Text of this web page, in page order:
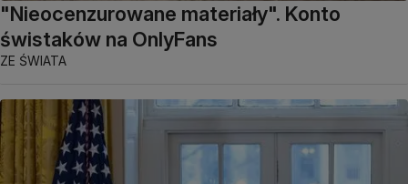
"Nieocenzurowane materiały". Konto
świstaków na OnlyFans
ZE ŚWIATA